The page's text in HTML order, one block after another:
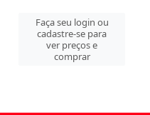
Faça seu login ou
cadastre-se para
ver preços e
comprar